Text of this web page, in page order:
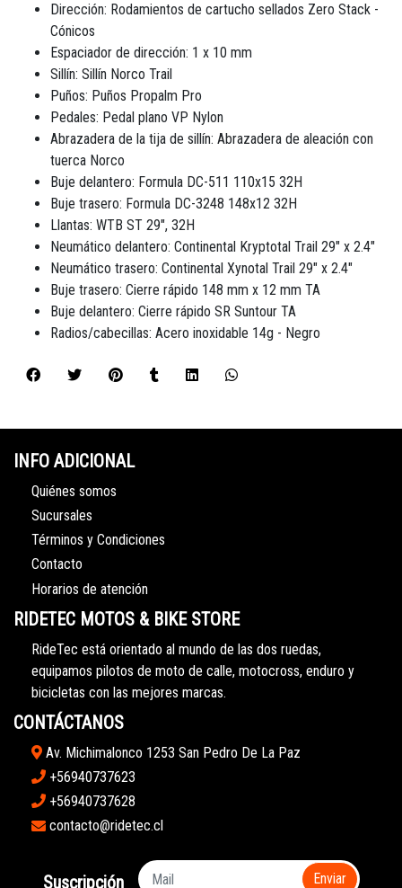
Dirección: Rodamientos de cartucho sellados Zero Stack -
Cónicos
Espaciador de dirección: 1 x 10 mm
Sillín: Sillín Norco Trail
Puños: Puños Propalm Pro
Pedales: Pedal plano VP Nylon
Abrazadera de la tija de sillín: Abrazadera de aleación con
tuerca Norco
Buje delantero: Formula DC-511 110x15 32H
Buje trasero: Formula DC-3248 148x12 32H
Llantas: WTB ST 29", 32H
Neumático delantero: Continental Kryptotal Trail 29" x 2.4"
Neumático trasero: Continental Xynotal Trail 29" x 2.4"
Buje trasero: Cierre rápido 148 mm x 12 mm TA
Buje delantero: Cierre rápido SR Suntour TA
Radios/cabecillas: Acero inoxidable 14g - Negro
INFO ADICIONAL
Quiénes somos
Sucursales
Términos y Condiciones
Contacto
Horarios de atención
RIDETEC MOTOS & BIKE STORE
RideTec está orientado al mundo de las dos ruedas,
equipamos pilotos de moto de calle, motocross, enduro y
bicicletas con las mejores marcas.
CONTÁCTANOS
Av. Michimalonco 1253 San Pedro De La Paz
+56940737623
+56940737628
contacto@ridetec.cl
Suscripción Enviar